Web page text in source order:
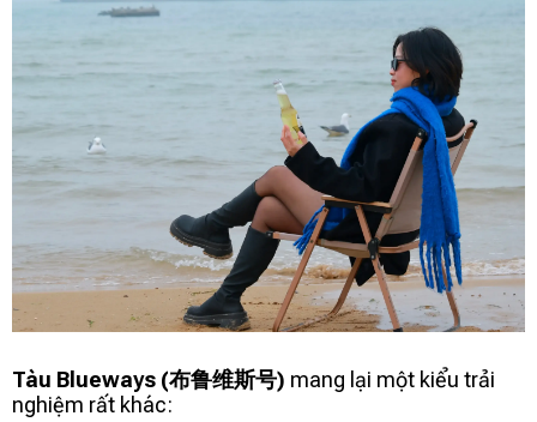
Tàu Blueways (布鲁维斯号) mang lại một kiểu trải
nghiệm rất khác: